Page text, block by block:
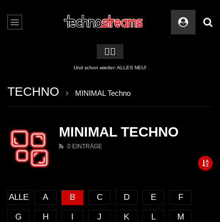
🏳️‍🌈
Und schon wieder: ALLES NEU!
TECHNO MINIMAL Techno
MINIMAL TECHNO
0 EINTRÄGE
ALLE A B C D E F
G H I J K L M